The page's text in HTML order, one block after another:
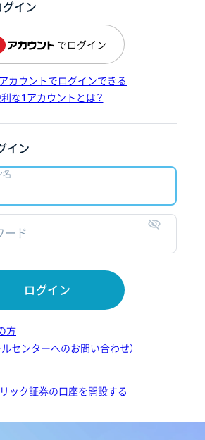
イン
でログイン
カウントでログインできる
な1アカウントとは？
イン
名
ード
ログイン
方
センターへのお問い合わせ）
ック証券の口座を開設する